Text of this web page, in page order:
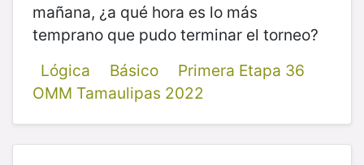
mañana, ¿a qué hora es lo más
temprano que pudo terminar el torneo?
Lógica
Básico
Primera Etapa 36
OMM Tamaulipas 2022